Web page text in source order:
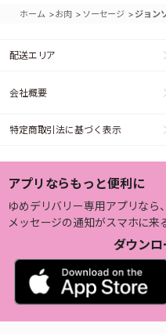
ホーム >お肉 > ソーセージ > ジョン
配送エリア
会社概要
特定商取引法に基づく表示
アプリならもっと便利に
ゆめデリバリー専用アプリなら、
メッセージの通知がスマホに来
ダウンロ